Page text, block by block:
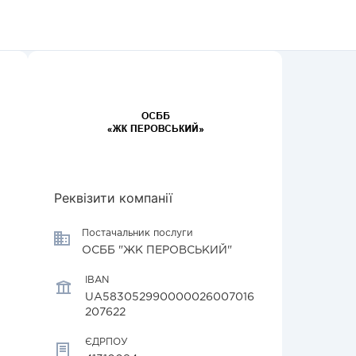
Реквізити компанії
Постачальник послуги
ОСББ "ЖК ПЕРОВСЬКИЙ"
IBAN
UA583052990000026007016
207622
ЄДРПОУ